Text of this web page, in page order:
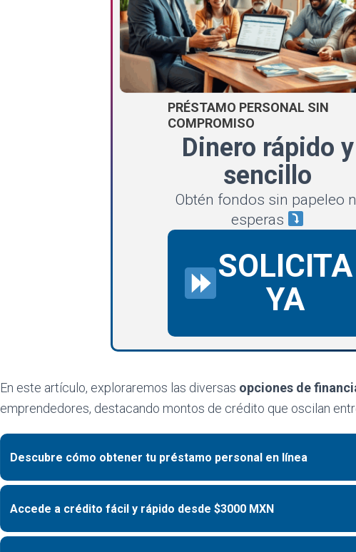
PRÉSTAMO PERSONAL SIN
COMPROMISO
Dinero rápido y
sencillo
Obtén fondos sin papeleo
esperas
SOLICITA
YA
En este artículo, exploraremos las diversas opciones de
emprendedores, destacando montos de crédito que oscilan
Descubre cómo obtener tu préstamo personal en línea
Accede a crédito fácil y rápido desde $3000 MXN